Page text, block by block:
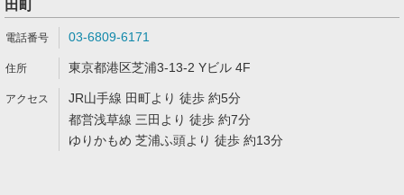
田町
03-6809-6171
東京都港区芝浦3-13-2 Yビル 4F
JR山手線 田町より 徒歩 約5分
都営浅草線 三田より 徒歩 約7分
ゆりかもめ 芝浦ふ頭より 徒歩 約13分